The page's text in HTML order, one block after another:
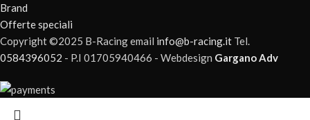
Brand
Offerte speciali
Copyright ©2025 B-Racing email info@b-racing.it Tel.
0584396052 - P.I 01705940466 - Webdesign Gargano Adv